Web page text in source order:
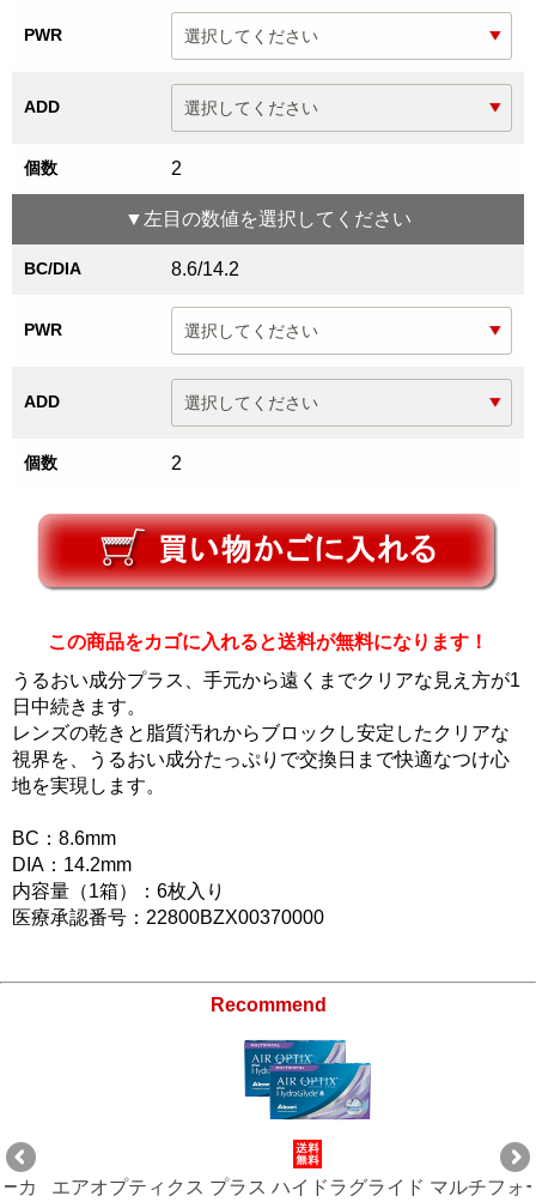
PWR
ADD
個数 2
▼ 左目 の数値を選択してください
BC/DIA 8.6/14.2
PWR
ADD
個数 2
この商品をカゴに入れると送料が無料になります！
うるおい成分プラス、手元から遠くまでクリアな見え方が1
日中続きます。
レンズの乾きと脂質汚れからブロックし安定したクリアな
視界を、うるおい成分たっぷりで交換日まで快適なつけ心
地を実現します。
BC：8.6mm
DIA：14.2mm
内容量（1箱）：6枚入り
医療承認番号：22800BZX00370000
Recommend
エアオプティクス プラス ハイドラグライド マルチフォーカ